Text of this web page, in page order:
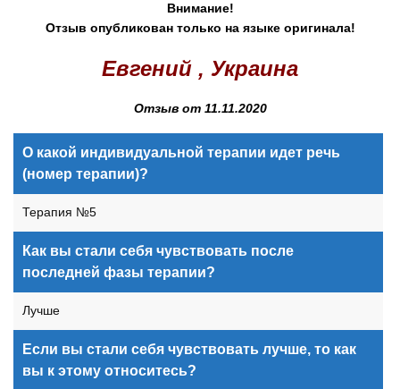
Внимание!
Отзыв опубликован только на языке оригинала!
Евгений , Украина
Отзыв от 11.11.2020
О какой индивидуальной терапии идет речь
(номер терапии)?
Терапия №5
Как вы стали себя чувствовать после
последней фазы терапии?
Лучше
Если вы стали себя чувствовать лучше, то как
вы к этому относитесь?